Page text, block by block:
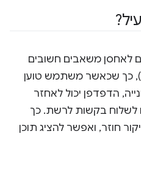
לאחסן משאבים חשובים
), כך שכאשר משתמש טוען
הדפדפן יכול לאחזר
לשלוח בקשות לרשת. כך
חוזר, ואפשר להציג תוכן